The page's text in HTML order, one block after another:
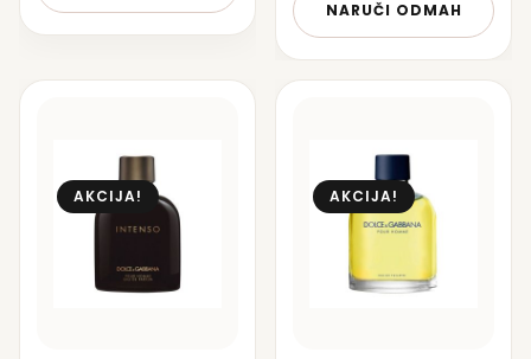
NARUČI ODMAH
AKCIJA! AKCIJA!